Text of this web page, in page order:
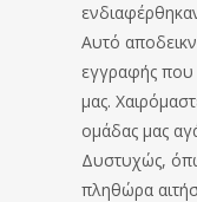
Αυτό
εγγραφής που
μας.
ομάδας μας
Δυστυχώς,
πληθώρα